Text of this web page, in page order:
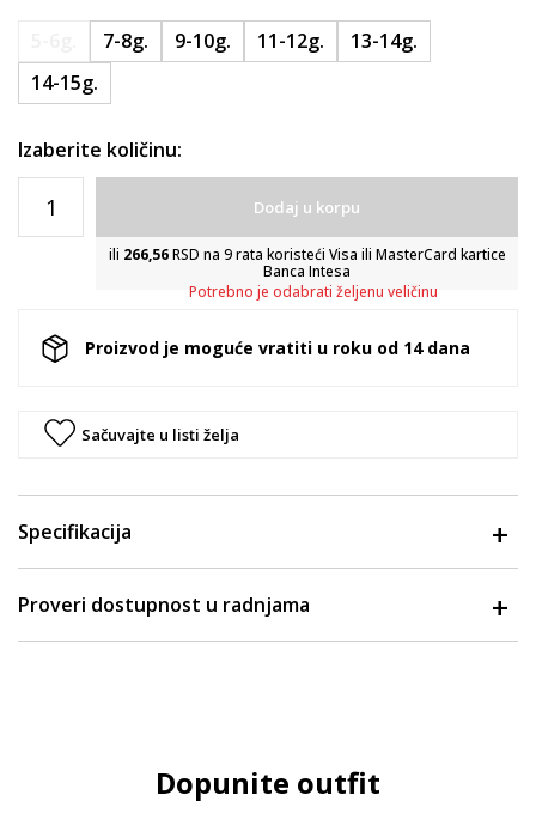
7-8g. 9-10g. 11-12g.
13-14g.
14-15g.
Izaberite količinu:
Dodaj u korpu
ili 266,56RSD na 9 rata koristeći Visa ili MasterCard kartice
Banca Intesa
Potrebno je odabrati željenu veličinu
Proizvod je moguće vratiti u roku od 14 dana
Sačuvajte u listi želja
Specifikacija
Proveri dostupnost u radnjama
Dopunite outfit